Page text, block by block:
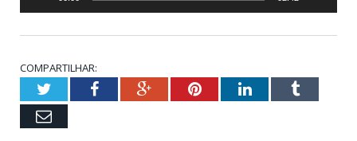
COMPARTILHAR:
TwitterFacebookGoogle+PinterestLinkedInTumblr
Email